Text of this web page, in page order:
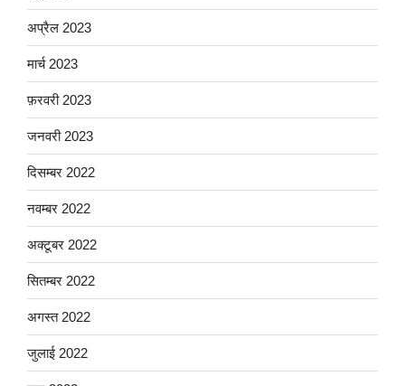
अप्रैल 2023
मार्च 2023
फ़रवरी 2023
जनवरी 2023
दिसम्बर 2022
नवम्बर 2022
अक्टूबर 2022
सितम्बर 2022
अगस्त 2022
जुलाई 2022